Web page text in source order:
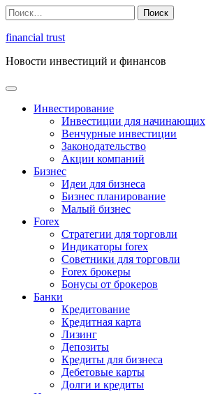
Перейти
к
содержимому
Найти:
financial trust
Новости инвестиций и финансов
Инвестирование
Инвестиции для начинающих
Венчурные инвестиции
Законодательство
Акции компаний
Бизнес
Идеи для бизнеса
Бизнес планирование
Малый бизнес
Forex
Стратегии для торговли
Индикаторы forex
Советники для торговли
Forex брокеры
Бонусы от брокеров
Банки
Кредитование
Кредитная карта
Лизинг
Депозиты
Кредиты для бизнеса
Дебетовые карты
Долги и кредиты